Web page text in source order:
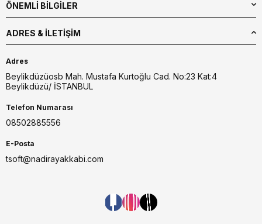
ÖNEMLİ BİLGİLER
ADRES & İLETIŞIM
Adres
Beylikdüzüosb Mah. Mustafa Kurtoğlu Cad. No:23 Kat:4
Beylikdüzü/ İSTANBUL
Telefon Numarası
08502885556
E-Posta
tsoft@nadirayakkabi.com